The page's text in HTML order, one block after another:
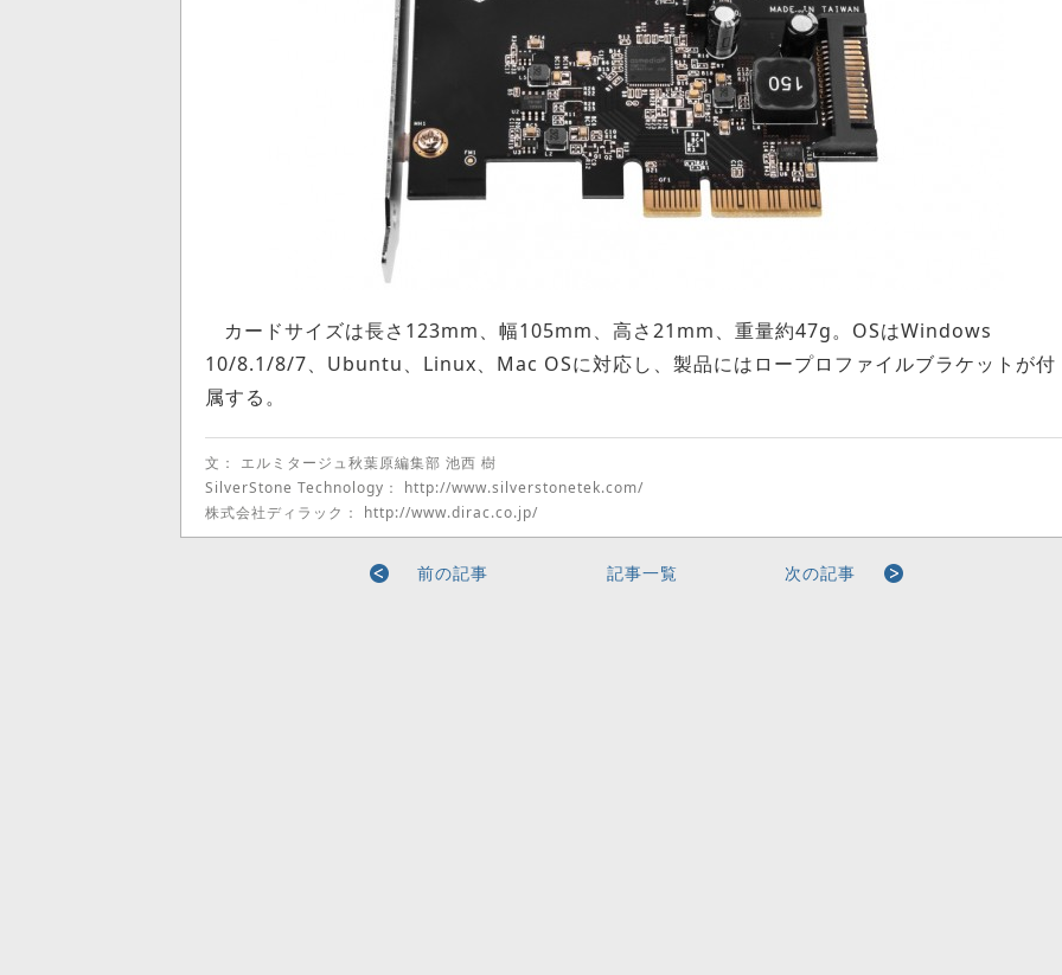
カードサイズは長さ123mm、幅105mm、高さ21mm、重量約47g。OSはWindows
10/8.1/8/7、Ubuntu、Linux、Mac OSに対応し、製品にはロープロファイルブラケットが付
属する。
文： エルミタージュ秋葉原編集部 池西 樹
SilverStone Technology： http://www.silverstonetek.com/
株式会社ディラック： http://www.dirac.co.jp/
前の記事 記事一覧 次の記事